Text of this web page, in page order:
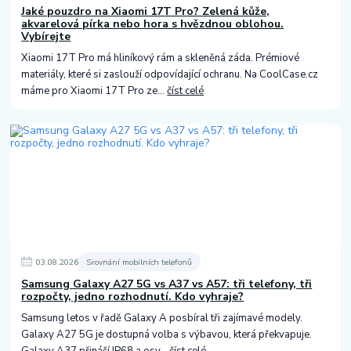
Jaké pouzdro na Xiaomi 17T Pro? Zelená kůže,
akvarelová pírka nebo hora s hvězdnou oblohou.
Vybírejte
Xiaomi 17T Pro má hliníkový rám a skleněná záda. Prémiové
materiály, které si zaslouží odpovídající ochranu. Na CoolCase.cz
máme pro Xiaomi 17T Pro ze...číst celé
03.08.2026 Srovnání mobilních telefonů
Samsung Galaxy A27 5G vs A37 vs A57: tři telefony, tři
rozpočty, jedno rozhodnutí. Kdo vyhraje?
Samsung letos v řadě Galaxy A posbíral tři zajímavé modely.
Galaxy A27 5G je dostupná volba s výbavou, která překvapuje.